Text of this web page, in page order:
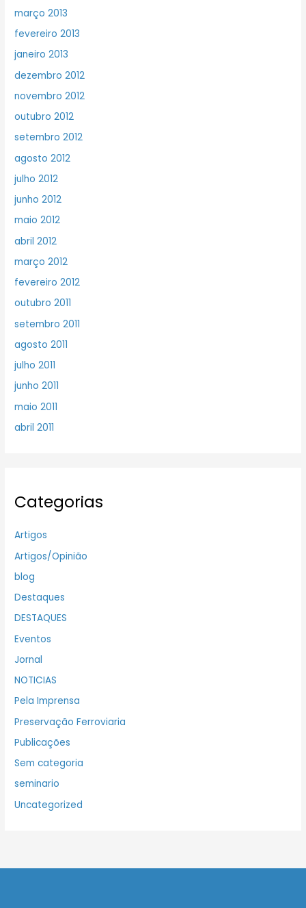
março 2013
fevereiro 2013
janeiro 2013
dezembro 2012
novembro 2012
outubro 2012
setembro 2012
agosto 2012
julho 2012
junho 2012
maio 2012
abril 2012
março 2012
fevereiro 2012
outubro 2011
setembro 2011
agosto 2011
julho 2011
junho 2011
maio 2011
abril 2011
Categorias
Artigos
Artigos/Opinião
blog
Destaques
DESTAQUES
Eventos
Jornal
NOTICIAS
Pela Imprensa
Preservação Ferroviaria
Publicações
Sem categoria
seminario
Uncategorized